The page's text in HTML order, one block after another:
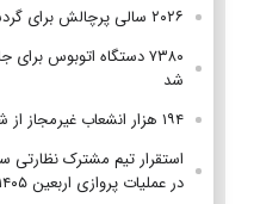
۲۰۲۶ سالی پرچالش برای گردشگری آسیا
۷۳۸۰ دستگاه اتوبوس
شد
۱۹۴ هزار انشعاب غیرمجاز از شبکه برق جمع‌آوری شد
استقرار تیم مشترک نظارتی
در عملیات پروازی اربعین ۱۴۰۵